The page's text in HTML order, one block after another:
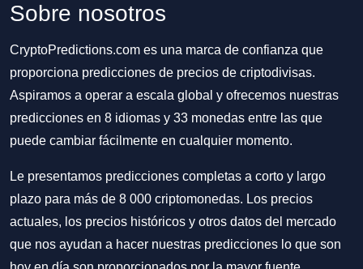
Sobre nosotros
CryptoPredictions.com es una marca de confianza que
proporciona predicciones de precios de criptodivisas.
Aspiramos a operar a escala global y ofrecemos nuestras
predicciones en 8 idiomas y 33 monedas entre las que
puede cambiar fácilmente en cualquier momento.
Le presentamos predicciones completas a corto y largo
plazo para más de 8 000 criptomonedas. Los precios
actuales, los precios históricos y otros datos del mercado
que nos ayudan a hacer nuestras predicciones lo que son